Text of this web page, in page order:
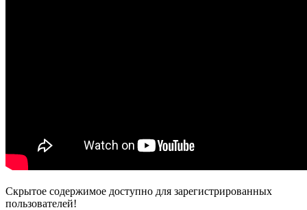
Скрытое содержимое доступно для зарегистрированных
пользователей!